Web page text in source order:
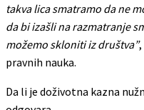
takva lica smatramo da ne
da bi izašli na razmatranje
možemo skloniti iz društva”
pravnih nauka.
Da li je doživotna kazna